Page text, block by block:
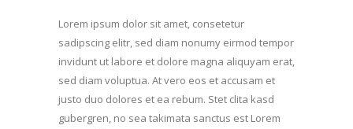
Lorem ipsum dolor sit amet, consetetur
sadipscing elitr, sed diam nonumy eirmod tempor
invidunt ut labore et dolore magna aliquyam erat,
sed diam voluptua. At vero eos et accusam et
justo duo dolores et ea rebum. Stet clita kasd
gubergren, no sea takimata sanctus est Lorem